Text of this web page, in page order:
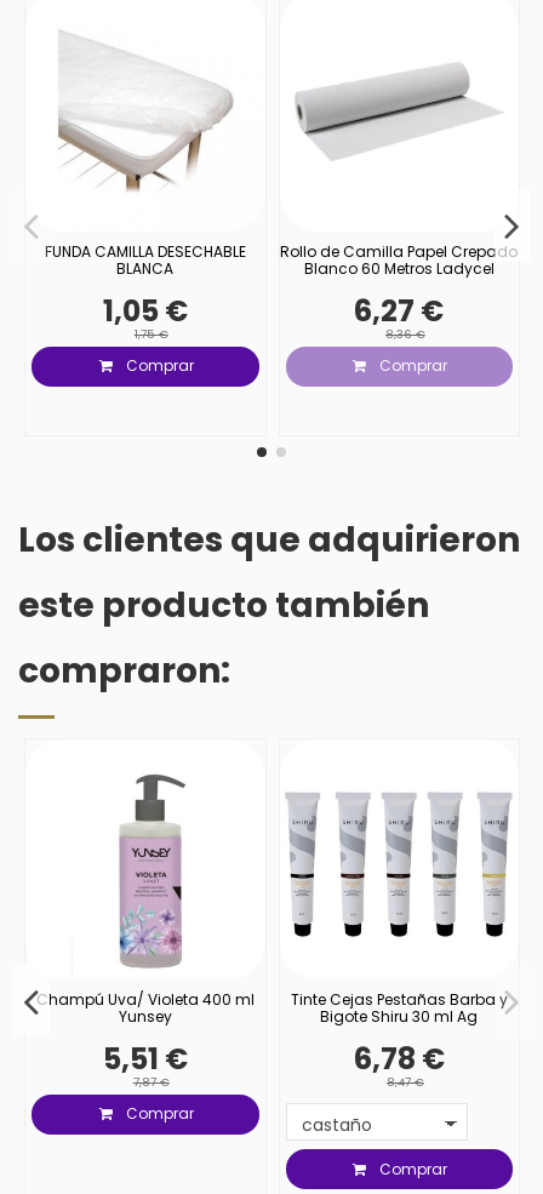
FUNDA CAMILLA DESECHABLE
BLANCA
1,05 €
1,75 €
Comprar
Rollo de Camilla Papel Crepado
Blanco 60 Metros Ladycel
6,27 €
8,36 €
Comprar
Los clientes que adquirieron
este producto también
compraron:
Champú Uva/ Violeta 400 ml
Yunsey
5,51 €
7,87 €
Comprar
Tinte Cejas Pestañas Barba y
Bigote Shiru 30 ml Ag
6,78 €
8,47 €
Comprar